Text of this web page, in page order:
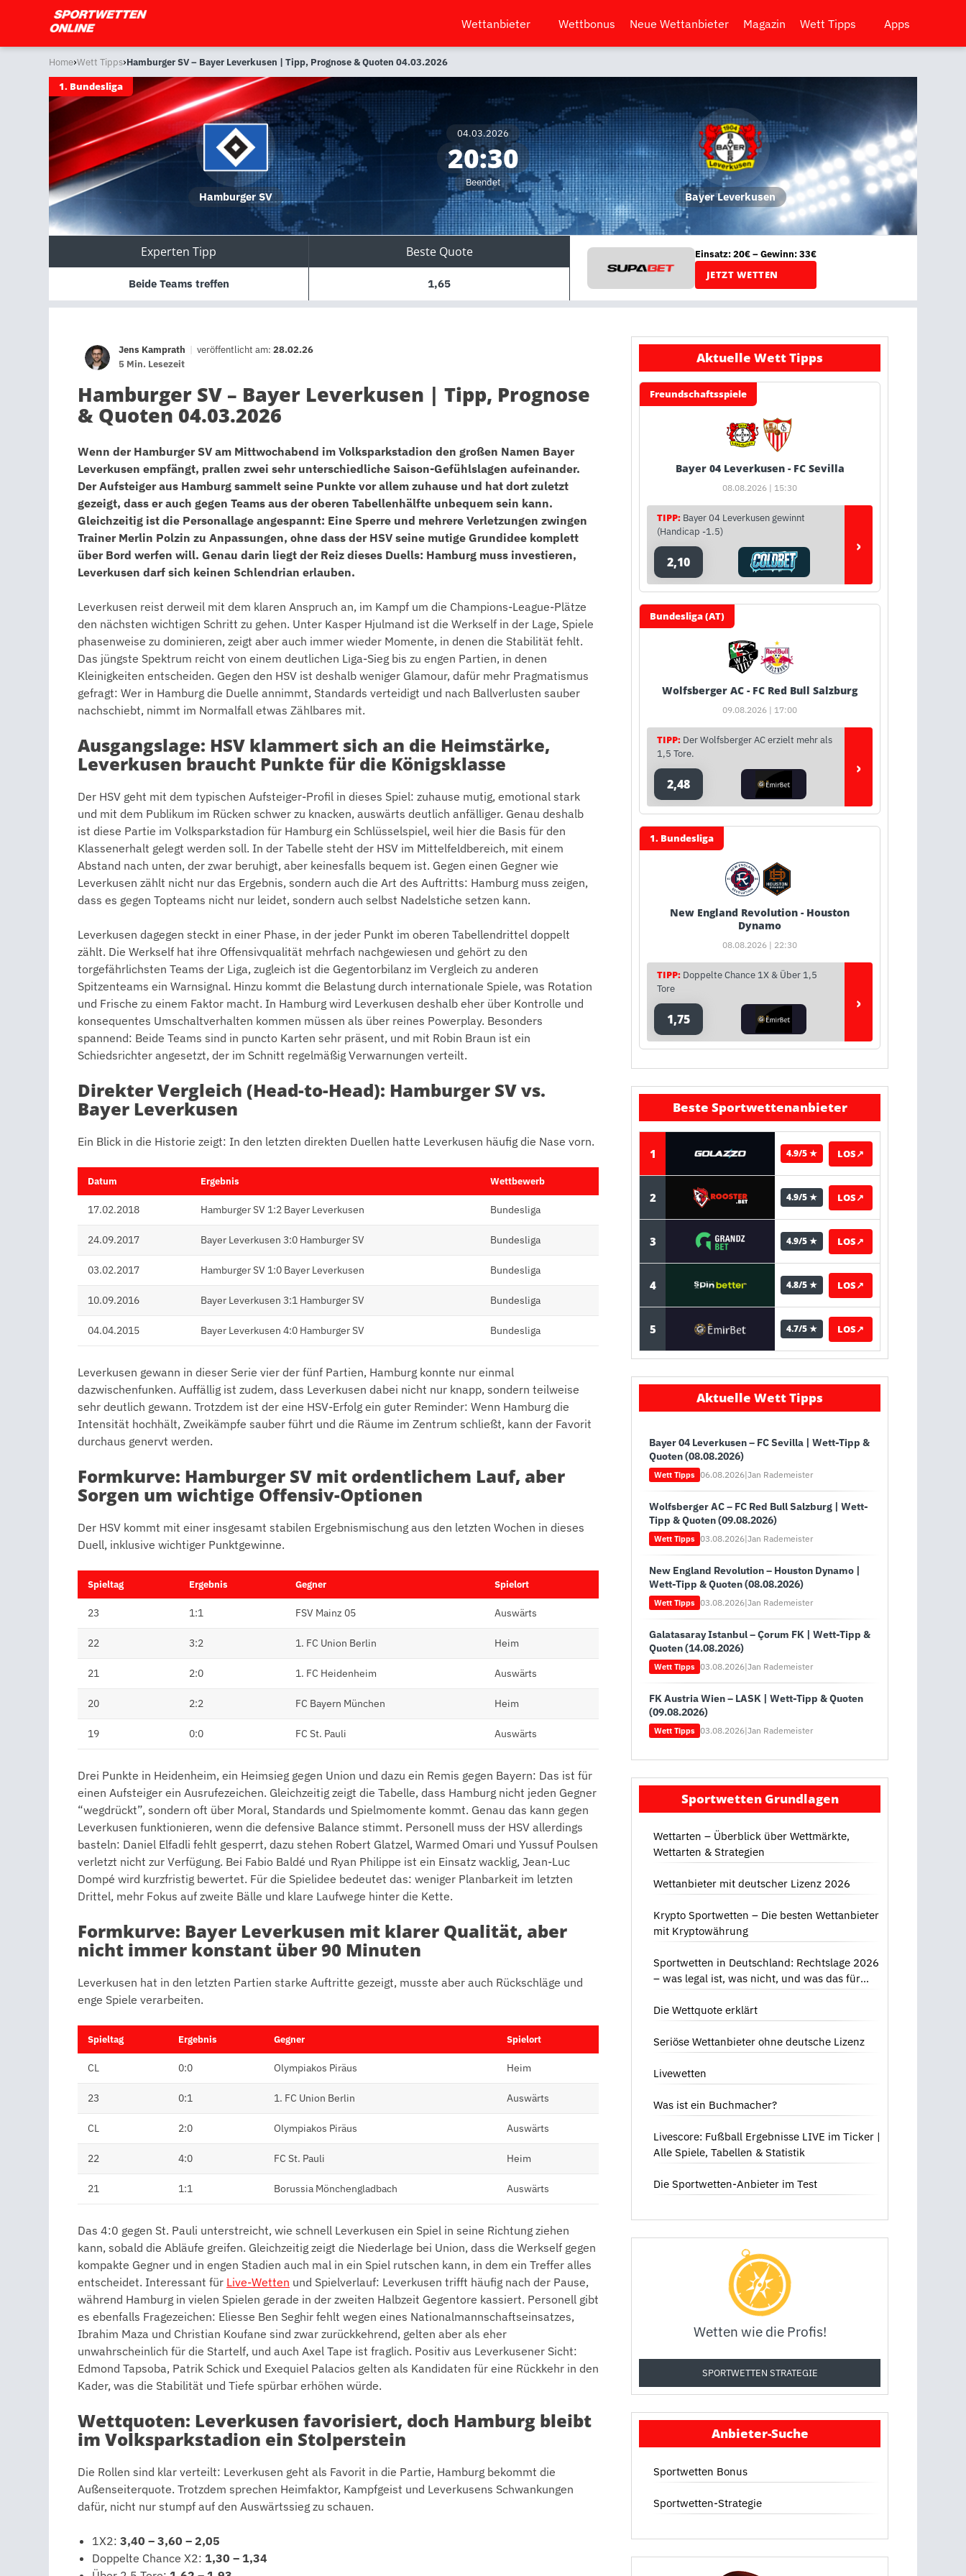
Wettanbieter Wettbonus Neue Wettanbieter Magazin Wett Tipps Apps
Home›Wett Tipps›Hamburger SV – Bayer Leverkusen | Tipp, Prognose & Quoten 04.03.2026
1. Bundesliga
Hamburger SV
04.03.2026
20:30
Beendet
Bayer Leverkusen
Experten Tipp Beste Quote
Beide Teams treffen 1,65
Einsatz: 20€ – Gewinn: 33€
JETZT WETTEN
Jens Kamprath | veröffentlicht am: 28.02.26
5 Min. Lesezeit
Hamburger SV – Bayer Leverkusen | Tipp, Prognose
& Quoten 04.03.2026
Wenn der Hamburger SV am Mittwochabend im Volksparkstadion den großen Namen Bayer
Leverkusen empfängt, prallen zwei sehr unterschiedliche Saison-Gefühlslagen aufeinander.
Der Aufsteiger aus Hamburg sammelt seine Punkte vor allem zuhause und hat dort zuletzt
gezeigt, dass er auch gegen Teams aus der oberen Tabellenhälfte unbequem sein kann.
Gleichzeitig ist die Personallage angespannt: Eine Sperre und mehrere Verletzungen zwingen
Trainer Merlin Polzin zu Anpassungen, ohne dass der HSV seine mutige Grundidee komplett
über Bord werfen will. Genau darin liegt der Reiz dieses Duells: Hamburg muss investieren,
Leverkusen darf sich keinen Schlendrian erlauben.
Leverkusen reist derweil mit dem klaren Anspruch an, im Kampf um die Champions-League-Plätze
den nächsten wichtigen Schritt zu gehen. Unter Kasper Hjulmand ist die Werkself in der Lage, Spiele
phasenweise zu dominieren, zeigt aber auch immer wieder Momente, in denen die Stabilität fehlt.
Das jüngste Spektrum reicht von einem deutlichen Liga-Sieg bis zu engen Partien, in denen
Kleinigkeiten entscheiden. Gegen den HSV ist deshalb weniger Glamour, dafür mehr Pragmatismus
gefragt: Wer in Hamburg die Duelle annimmt, Standards verteidigt und nach Ballverlusten sauber
nachschiebt, nimmt im Normalfall etwas Zählbares mit.
Ausgangslage: HSV klammert sich an die Heimstärke,
Leverkusen braucht Punkte für die Königsklasse
Der HSV geht mit dem typischen Aufsteiger-Profil in dieses Spiel: zuhause mutig, emotional stark
und mit dem Publikum im Rücken schwer zu knacken, auswärts deutlich anfälliger. Genau deshalb
ist diese Partie im Volksparkstadion für Hamburg ein Schlüsselspiel, weil hier die Basis für den
Klassenerhalt gelegt werden soll. In der Tabelle steht der HSV im Mittelfeldbereich, mit einem
Abstand nach unten, der zwar beruhigt, aber keinesfalls bequem ist. Gegen einen Gegner wie
Leverkusen zählt nicht nur das Ergebnis, sondern auch die Art des Auftritts: Hamburg muss zeigen,
dass es gegen Topteams nicht nur leidet, sondern auch selbst Nadelstiche setzen kann.
Leverkusen dagegen steckt in einer Phase, in der jeder Punkt im oberen Tabellendrittel doppelt
zählt. Die Werkself hat ihre Offensivqualität mehrfach nachgewiesen und gehört zu den
torgefährlichsten Teams der Liga, zugleich ist die Gegentorbilanz im Vergleich zu anderen
Spitzenteams ein Warnsignal. Hinzu kommt die Belastung durch internationale Spiele, was Rotation
und Frische zu einem Faktor macht. In Hamburg wird Leverkusen deshalb eher über Kontrolle und
konsequentes Umschaltverhalten kommen müssen als über reines Powerplay. Besonders
spannend: Beide Teams sind in puncto Karten sehr präsent, und mit Robin Braun ist ein
Schiedsrichter angesetzt, der im Schnitt regelmäßig Verwarnungen verteilt.
Direkter Vergleich (Head-to-Head): Hamburger SV vs.
Bayer Leverkusen
Ein Blick in die Historie zeigt: In den letzten direkten Duellen hatte Leverkusen häufig die Nase vorn.
Datum Ergebnis Wettbewerb
17.02.2018 Hamburger SV 1:2 Bayer Leverkusen Bundesliga
24.09.2017 Bayer Leverkusen 3:0 Hamburger SV Bundesliga
03.02.2017 Hamburger SV 1:0 Bayer Leverkusen Bundesliga
10.09.2016 Bayer Leverkusen 3:1 Hamburger SV Bundesliga
04.04.2015 Bayer Leverkusen 4:0 Hamburger SV Bundesliga
Leverkusen gewann in dieser Serie vier der fünf Partien, Hamburg konnte nur einmal
dazwischenfunken. Auffällig ist zudem, dass Leverkusen dabei nicht nur knapp, sondern teilweise
sehr deutlich gewann. Trotzdem ist der eine HSV-Erfolg ein guter Reminder: Wenn Hamburg die
Intensität hochhält, Zweikämpfe sauber führt und die Räume im Zentrum schließt, kann der Favorit
durchaus genervt werden.
Formkurve: Hamburger SV mit ordentlichem Lauf, aber
Sorgen um wichtige Offensiv-Optionen
Der HSV kommt mit einer insgesamt stabilen Ergebnismischung aus den letzten Wochen in dieses
Duell, inklusive wichtiger Punktgewinne.
Spieltag Ergebnis Gegner Spielort
23 1:1 FSV Mainz 05 Auswärts
22 3:2 1. FC Union Berlin Heim
21 2:0 1. FC Heidenheim Auswärts
20 2:2 FC Bayern München Heim
19 0:0 FC St. Pauli Auswärts
Drei Punkte in Heidenheim, ein Heimsieg gegen Union und dazu ein Remis gegen Bayern: Das ist für
einen Aufsteiger ein Ausrufezeichen. Gleichzeitig zeigt die Tabelle, dass Hamburg nicht jeden Gegner
“wegdrückt”, sondern oft über Moral, Standards und Spielmomente kommt. Genau das kann gegen
Leverkusen funktionieren, wenn die defensive Balance stimmt. Personell muss der HSV allerdings
basteln: Daniel Elfadli fehlt gesperrt, dazu stehen Robert Glatzel, Warmed Omari und Yussuf Poulsen
verletzt nicht zur Verfügung. Bei Fabio Baldé und Ryan Philippe ist ein Einsatz wacklig, Jean-Luc
Dompé wird kurzfristig bewertet. Für die Spielidee bedeutet das: weniger Planbarkeit im letzten
Drittel, mehr Fokus auf zweite Bälle und klare Laufwege hinter die Kette.
Formkurve: Bayer Leverkusen mit klarer Qualität, aber
nicht immer konstant über 90 Minuten
Leverkusen hat in den letzten Partien starke Auftritte gezeigt, musste aber auch Rückschläge und
enge Spiele verarbeiten.
Spieltag Ergebnis Gegner Spielort
CL 0:0 Olympiakos Piräus Heim
23 0:1 1. FC Union Berlin Auswärts
CL 2:0 Olympiakos Piräus Auswärts
22 4:0 FC St. Pauli Heim
21 1:1 Borussia Mönchengladbach Auswärts
Das 4:0 gegen St. Pauli unterstreicht, wie schnell Leverkusen ein Spiel in seine Richtung ziehen
kann, sobald die Abläufe greifen. Gleichzeitig zeigt die Niederlage bei Union, dass die Werkself gegen
kompakte Gegner und in engen Stadien auch mal in ein Spiel rutschen kann, in dem ein Treffer alles
entscheidet. Interessant für Live-Wetten und Spielverlauf: Leverkusen trifft häufig nach der Pause,
während Hamburg in vielen Spielen gerade in der zweiten Halbzeit Gegentore kassiert. Personell gibt
es ebenfalls Fragezeichen: Eliesse Ben Seghir fehlt wegen eines Nationalmannschaftseinsatzes,
Ibrahim Maza und Christian Koufane sind zwar zurückkehrend, gelten aber als eher
unwahrscheinlich für die Startelf, und auch Axel Tape ist fraglich. Positiv aus Leverkusener Sicht:
Edmond Tapsoba, Patrik Schick und Exequiel Palacios gelten als Kandidaten für eine Rückkehr in den
Kader, was die Stabilität und Tiefe spürbar erhöhen würde.
Wettquoten: Leverkusen favorisiert, doch Hamburg bleibt
im Volksparkstadion ein Stolperstein
Die Rollen sind klar verteilt: Leverkusen geht als Favorit in die Partie, Hamburg bekommt die
Außenseiterquote. Trotzdem sprechen Heimfaktor, Kampfgeist und Leverkusens Schwankungen
dafür, nicht nur stumpf auf den Auswärtssieg zu schauen.
1X2: 3,40 – 3,60 – 2,05
Doppelte Chance X2: 1,30 – 1,34
Aktuelle Wett Tipps
Freundschaftsspiele
Bayer 04 Leverkusen - FC Sevilla
08.08.2026 | 15:30
TIPP: Bayer 04 Leverkusen gewinnt
(Handicap -1.5)
2,10
›
Bundesliga (AT)
Wolfsberger AC - FC Red Bull Salzburg
09.08.2026 | 17:00
TIPP: Der Wolfsberger AC erzielt mehr als
1,5 Tore.
2,48
›
1. Bundesliga
New England Revolution - Houston
Dynamo
08.08.2026 | 22:30
TIPP: Doppelte Chance 1X & Über 1,5
Tore
1,75
›
Beste Sportwettenanbieter
1 4.9/5 ★ LOS↗
2 4.9/5 ★ LOS↗
3 4.9/5 ★ LOS↗
4 4.8/5 ★ LOS↗
5 4.7/5 ★ LOS↗
Aktuelle Wett Tipps
Bayer 04 Leverkusen – FC Sevilla | Wett-Tipp &
Quoten (08.08.2026)
Wett Tipps 06.08.2026|Jan Rademeister
Wolfsberger AC – FC Red Bull Salzburg | Wett-
Tipp & Quoten (09.08.2026)
Wett Tipps 03.08.2026|Jan Rademeister
New England Revolution – Houston Dynamo |
Wett-Tipp & Quoten (08.08.2026)
Wett Tipps 03.08.2026|Jan Rademeister
Galatasaray Istanbul – Çorum FK | Wett-Tipp &
Quoten (14.08.2026)
Wett Tipps 03.08.2026|Jan Rademeister
FK Austria Wien – LASK | Wett-Tipp & Quoten
(09.08.2026)
Wett Tipps 03.08.2026|Jan Rademeister
Sportwetten Grundlagen
Wettarten – Überblick über Wettmärkte,
Wettarten & Strategien
Wettanbieter mit deutscher Lizenz 2026
Krypto Sportwetten – Die besten Wettanbieter
mit Kryptowährung
Sportwetten in Deutschland: Rechtslage 2026
– was legal ist, was nicht, und was das für
Die Wettquote erklärt
Seriöse Wettanbieter ohne deutsche Lizenz
Livewetten
Was ist ein Buchmacher?
Livescore: Fußball Ergebnisse LIVE im Ticker |
Alle Spiele, Tabellen & Statistik
Die Sportwetten-Anbieter im Test
Wetten wie die Profis!
SPORTWETTEN STRATEGIE
Anbieter-Suche
Sportwetten Bonus
Sportwetten-Strategie